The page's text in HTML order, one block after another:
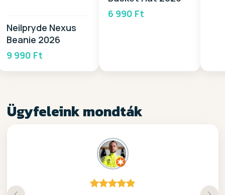
Neilpryde Nexus
Beanie 2026
9 990 Ft
6 990 Ft
Ügyfeleink mondták